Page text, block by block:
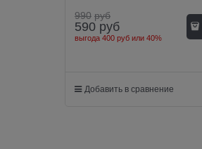
990 руб
590 руб
выгода 400 руб или 40%
Добавить в сравнение